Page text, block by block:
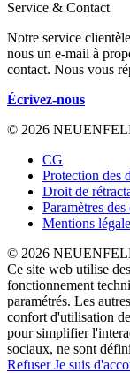
Service & Contact
Notre service
nous un e-mail à
contact. Nous vous
Écrivez-nous
© 2026
CG
Protection des
Droit de
Paramètres
Mentions
© 2026
Ce site web utilise
fonctionnement
paramétrés. Les
confort d'utilisation
pour simplifier
sociaux, ne sont
RefuserJe suis